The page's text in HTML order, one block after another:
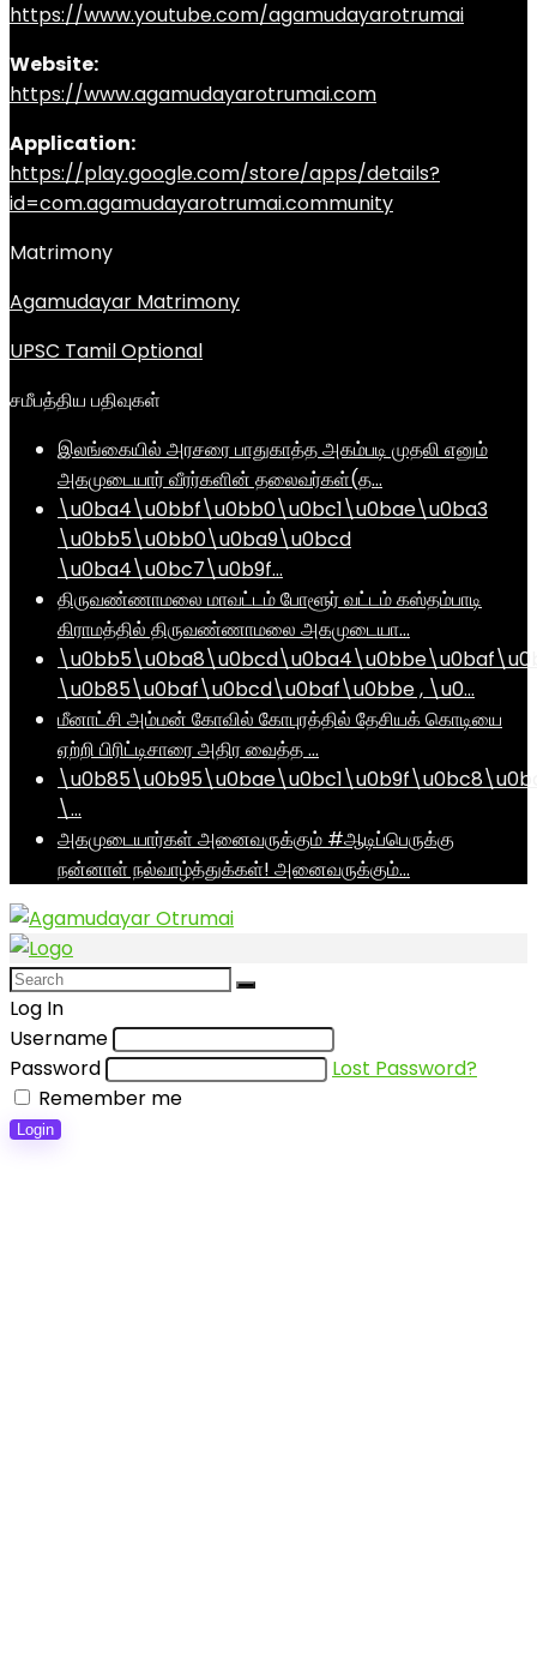
https://www.youtube.com/agamudayarotrumai
Website:
https://www.agamudayarotrumai.com
Application:
https://play.google.com/store/apps/details?
id=com.agamudayarotrumai.community
Matrimony
Agamudayar Matrimony
UPSC Tamil Optional
சமீபத்திய பதிவுகள்
இலங்கையில் அரசரை பாதுகாத்த அகம்படி முதலி எனும்
அகமுடையார் வீரர்களின் தலைவர்கள்(த…
\u0ba4\u0bbf\u0bb0\u0bc1\u0bae\u0ba3
\u0bb5\u0bb0\u0ba9\u0bcd
\u0ba4\u0bc7\u0b9f…
திருவண்ணாமலை மாவட்டம் போளூர் வட்டம் கஸ்தம்பாடி
கிராமத்தில் திருவண்ணாமலை அகமுடையா…
\u0b85\u0baf\u0bcd\u0baf\u0bbe , \u0…
மீனாட்சி அம்மன் கோவில் கோபுரத்தில் தேசியக் கொடியை
ஏற்றி பிரிட்டிசாரை அதிர வைத்த …
\…
அகமுடையார்கள் அனைவருக்கும் #ஆடிப்பெருக்கு
நன்னாள் நல்வாழ்த்துக்கள்! அனைவருக்கும்…
Log In
Username
Password
Lost Password?
Remember me
Login